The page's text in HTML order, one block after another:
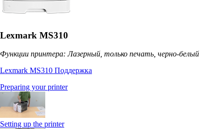
Lexmark MS310
Функции принтера: Лазерный, только печать, черно-белый
Lexmark MS310 Поддержка
Preparing your printer
Setting up the printer